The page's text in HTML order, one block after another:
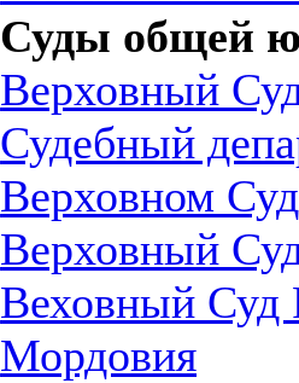
Суды общей
Верховный
Судебный
Верховном
Верховный
Веховный Суд
Мордовия